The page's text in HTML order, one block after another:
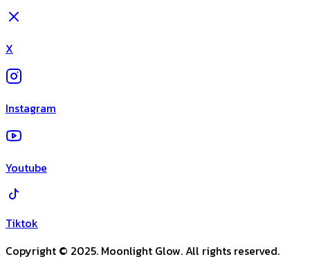
X
Instagram
Youtube
Tiktok
Copyright © 2025. Moonlight Glow. All rights reserved.